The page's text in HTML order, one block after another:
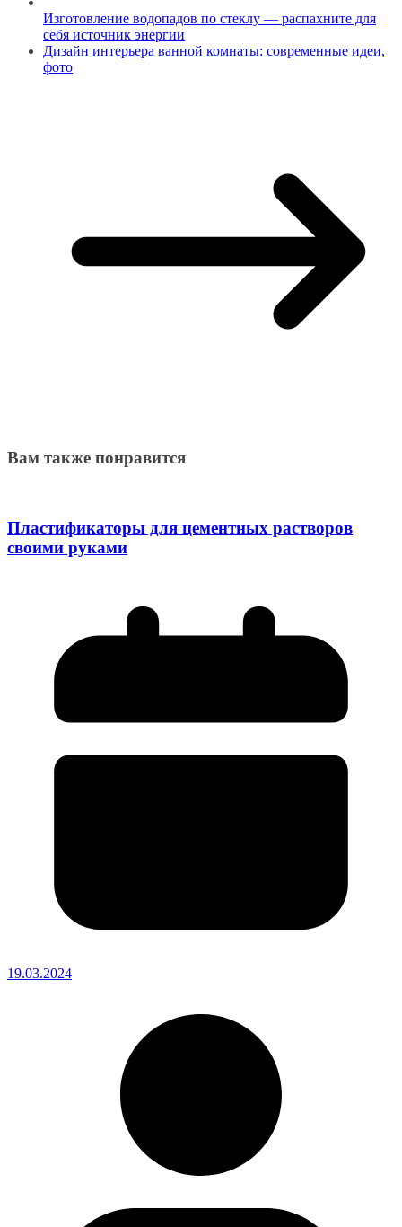
Изготовление водопадов по стеклу — распахните для
себя источник энергии
Дизайн интерьера ванной комнаты: современные идеи,
фото
Вам также понравится
Пластификаторы для цементных растворов
своими руками
19.03.2024